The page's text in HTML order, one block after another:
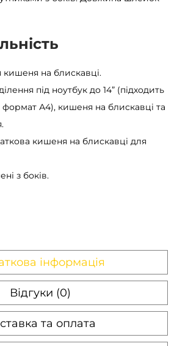
на блискавці.
під ноутбук до 14” (підходить
А4), кишеня на блискавці та
кишеня на блискавці для
з боків.
інформація
Відгуки (0)
та оплата